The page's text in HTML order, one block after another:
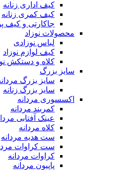
کیف اداری زنانه
کیف کمری زنانه
جاکارتی و کیف
محصولات نوزاد
لباس نوزادی
کیف لوازم نوزاد
کلاه و دستکش
سایز بزرگ
سایز بزرگ
سایز بزرگ زنانه
اکسسوری مردانه
کمربند مردانه
عینک آفتابی
کلاه مردانه
ست هدیه مردانه
ست کراوات
کراوات مردانه
پاپیون مردانه